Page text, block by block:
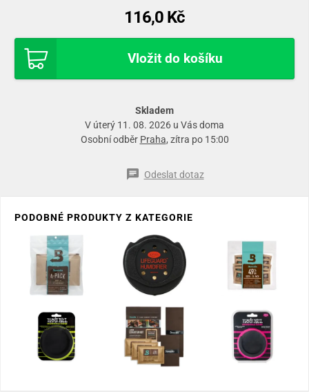
116,0 Kč
Vložit do košíku
Skladem
V úterý 11. 08. 2026 u Vás doma
Osobní odběr Praha, zítra po 15:00
Odeslat dotaz
PODOBNÉ PRODUKTY Z KATEGORIE